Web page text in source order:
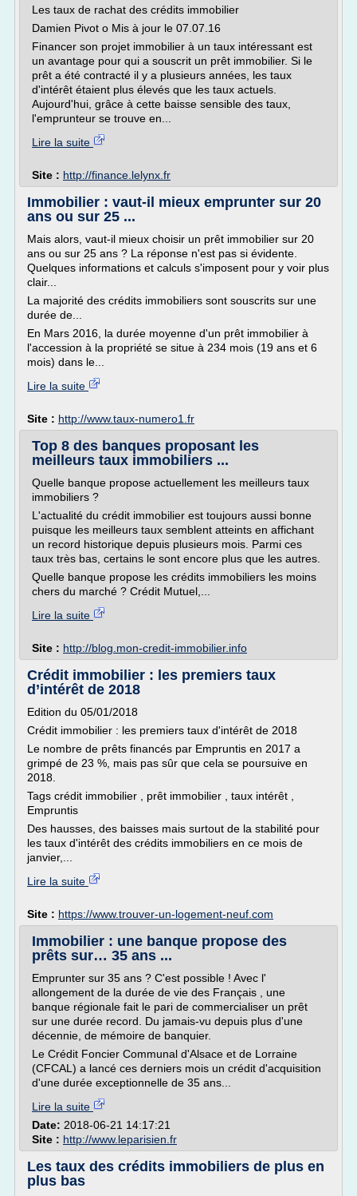
Les taux de rachat des crédits immobilier
Damien Pivot o Mis à jour le 07.07.16
Financer son projet immobilier à un taux intéressant est
un avantage pour qui a souscrit un prêt immobilier. Si le
prêt a été contracté il y a plusieurs années, les taux
d'intérêt étaient plus élevés que les taux actuels.
Aujourd'hui, grâce à cette baisse sensible des taux,
l'emprunteur se trouve en...
Lire la suite
Site : http://finance.lelynx.fr
Immobilier : vaut-il mieux emprunter sur 20
ans ou sur 25 ...
Mais alors, vaut-il mieux choisir un prêt immobilier sur 20
ans ou sur 25 ans ? La réponse n'est pas si évidente.
Quelques informations et calculs s'imposent pour y voir plus
clair...
La majorité des crédits immobiliers sont souscrits sur une
durée de...
En Mars 2016, la durée moyenne d'un prêt immobilier à
l'accession à la propriété se situe à 234 mois (19 ans et 6
mois) dans le...
Lire la suite
Site : http://www.taux-numero1.fr
Top 8 des banques proposant les
meilleurs taux immobiliers ...
Quelle banque propose actuellement les meilleurs taux
immobiliers ?
L'actualité du crédit immobilier est toujours aussi bonne
puisque les meilleurs taux semblent atteints en affichant
un record historique depuis plusieurs mois. Parmi ces
taux très bas, certains le sont encore plus que les autres.
Quelle banque propose les crédits immobiliers les moins
chers du marché ? Crédit Mutuel,...
Lire la suite
Site : http://blog.mon-credit-immobilier.info
Crédit immobilier : les premiers taux
d’intérêt de 2018
Edition du 05/01/2018
Crédit immobilier : les premiers taux d'intérêt de 2018
Le nombre de prêts financés par Empruntis en 2017 a
grimpé de 23 %, mais pas sûr que cela se poursuive en
2018.
Tags crédit immobilier , prêt immobilier , taux intérêt ,
Empruntis
Des hausses, des baisses mais surtout de la stabilité pour
les taux d'intérêt des crédits immobiliers en ce mois de
janvier,...
Lire la suite
Site : https://www.trouver-un-logement-neuf.com
Immobilier : une banque propose des
prêts sur… 35 ans ...
Emprunter sur 35 ans ? C'est possible ! Avec l'
allongement de la durée de vie des Français , une
banque régionale fait le pari de commercialiser un prêt
sur une durée record. Du jamais-vu depuis plus d'une
décennie, de mémoire de banquier.
Le Crédit Foncier Communal d'Alsace et de Lorraine
(CFCAL) a lancé ces derniers mois un crédit d'acquisition
d'une durée exceptionnelle de 35 ans...
Lire la suite
Date: 2018-06-21 14:17:21
Site : http://www.leparisien.fr
Les taux des crédits immobiliers de plus en
plus bas